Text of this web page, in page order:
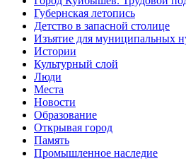
Губернская летопись
Детство в запасной столице
Изъятие для муниципальных
Истории
Культурный слой
Люди
Места
Новости
Образование
Открывая город
Память
Промышленное наследие